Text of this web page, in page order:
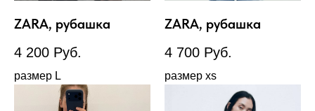
ZARA, рубашка
4 200 Руб.
размер L
ZARA, рубашка
4 700 Руб.
размер xs